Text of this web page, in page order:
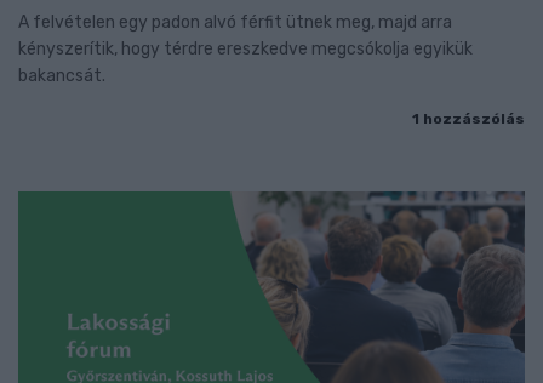
A felvételen egy padon alvó férfit ütnek meg, majd arra
kényszerítik, hogy térdre ereszkedve megcsókolja egyikük
bakancsát.
1 hozzászólás